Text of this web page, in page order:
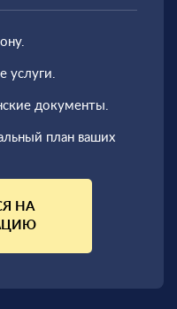
услуги.
документы.
план ваших
НА